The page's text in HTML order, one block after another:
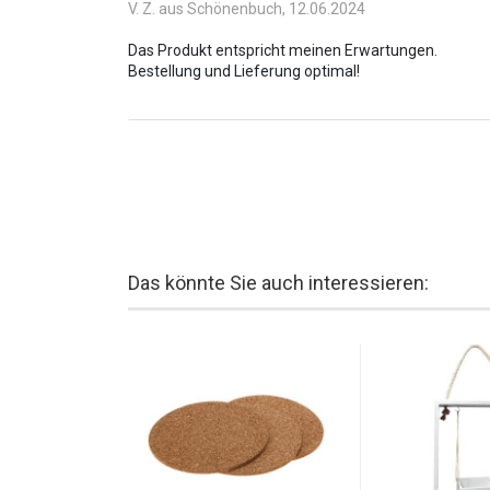
farbenfrohen Fotos in ähnlichen Themen. Mit
V. Z. aus Schönenbuch, 12.06.2024
Das Produkt entspricht meinen Erwartungen.
Das könnte Sie auch interessieren: